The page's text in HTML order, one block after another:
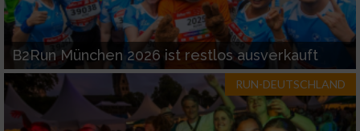
B2Run München 2026 ist restlos ausverkauft
RUN-DEUTSCHLAND